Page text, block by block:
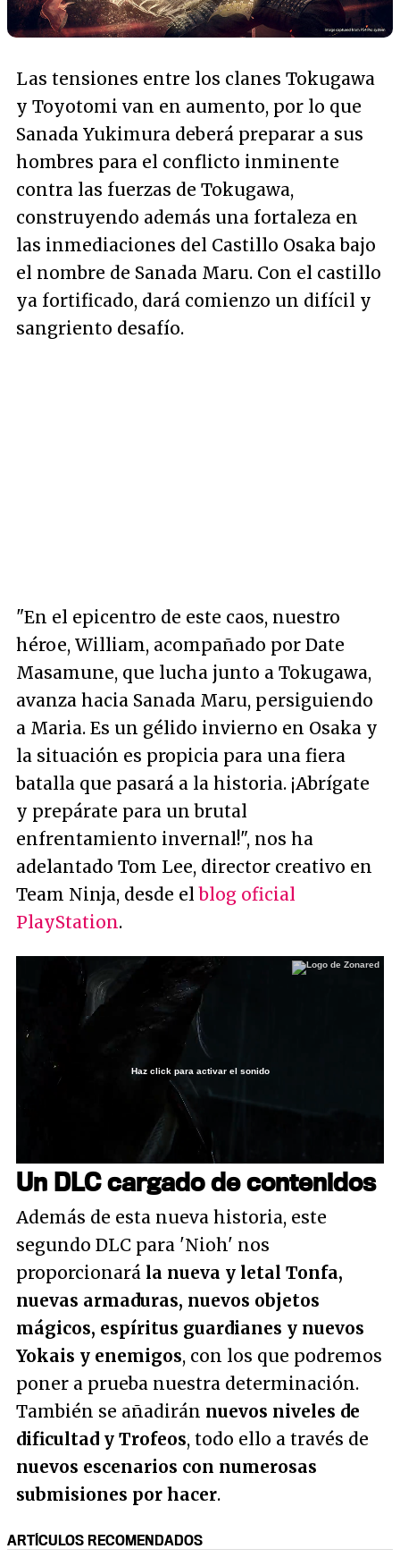
Las tensiones entre los clanes Tokugawa
y Toyotomi van en aumento, por lo que
Sanada Yukimura deberá preparar a sus
hombres para el conflicto inminente
contra las fuerzas de Tokugawa,
construyendo además una fortaleza en
las inmediaciones del Castillo Osaka bajo
el nombre de Sanada Maru. Con el castillo
ya fortificado, dará comienzo un difícil y
sangriento desafío.
"En el epicentro de este caos, nuestro
héroe, William, acompañado por Date
Masamune, que lucha junto a Tokugawa,
avanza hacia Sanada Maru, persiguiendo
a Maria. Es un gélido invierno en Osaka y
la situación es propicia para una fiera
batalla que pasará a la historia. ¡Abrígate
y prepárate para un brutal
enfrentamiento invernal!", nos ha
adelantado Tom Lee, director creativo en
Team Ninja, desde elblog oficial
PlayStation.
Unmute
Haz click para activar el sonido
Un DLC cargado de contenidos
Además de esta nueva historia, este
segundo DLC para 'Nioh' nos
proporcionará la nueva y letal Tonfa,
nuevas armaduras, nuevos objetos
mágicos, espíritus guardianes y nuevos
Yokais y enemigos, con los que podremos
poner a prueba nuestra determinación.
También se añadirán nuevos niveles de
dificultad y Trofeos, todo ello a través de
nuevos escenarios con numerosas
submisiones por hacer.
ARTÍCULOS RECOMENDADOS